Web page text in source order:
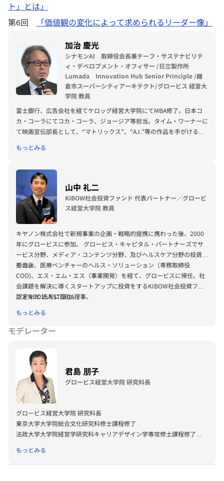
ト」とは」
第6回
「価値観の変化によって求められるリーダー像」
加治 慶光
シナモンAI 取締役会長兼チーフ・サステナビリテ
ィ・デベロプメント・オフィサー /日立製作所
Lumada Innovation Hub Senior Principle /鎌
倉市スーパーシティアーキテクト/グロービス 経営大
学院 教員
富士銀行、広告会社を経てケロッグ経営大学院にてMBA修了。日本コ
カ・コーラにてコカ・コーラ、ジョージア等担当。タイム・ワーナーに
て映画宣伝部長として、“マトリックス”、“A.I.”等の作品を手がける。
として“スパイダーマン”、テレビアニメ”鉄腕アトム”などに関わる。そ
シーマ、フーガ、ティアナ、ティーダ、スカイライン、NISSAN GT-R
等の市場戦略構築・実施を指揮後、関連会社オーテックに出向海外事業
部部長に。米、欧、亜における海外事業戦略構築・実施を担当後、
2016東京オリンピック・パラリンピック招致委員会にエグゼクティ
ブ・ディレクターとして出向、帰任しゼロエミッション事業本部主管兼
グローバルマーケティング本部主管として、Nissan LEAF世界導入に参
画。
2011年より内閣官房官邸国際広報室参事官として､震災対応､ソーシャ
ルメディア､2020招致､ダボス会議等を担当｡2014年2月よりアクセンチ
ュア株式会社 チーフ・マーケティング・イノベーター（CMI）とし
て、ブランディング、イノベーション、働き方改革、地方拡張、SDGs
統合プログラムなどを担当。2019年7月より現職。グロービス経営大学
院教員。
共著・共訳に“戦略の経済学”、“パブリック・ディプロマシー戦略”等が
もっとみる
山中 礼二
KIBOW社会投資ファンド 代表パートナー／グロービ
ス経営大学院 教員
キヤノン株式会社で新規事業の企画・戦略的提携に携わった後、2000
年にグロービスに参加。 グロービス・キャピタル・パートナーズでサ
ービス分野、メディア・コンテンツ分野、及びヘルスケア分野の投資を
担当。
その後、医療ベンチャーのヘルス・ソリューション（専務取締役
COO)、エス・エム・エス（事業開発）を経て、グロービスに帰任。社
会課題を解決に導くスタートアップに投資をするKIBOW社会投資ファ
ンドを2015年に設立。
認定NPO法人STORIA理事。
もっとみる
モデレーター
君島 朋子
グロービス経営大学院 研究科長
グロービス経営大学院 研究科長
東京大学大学院総合文化研究科修士課程修了
法政大学大学院経営学研究科キャリアデザイン学専攻修士課程修了
担当科目：クリティカル・シンキング、人材マネジメント、パワーと影
響力
もっとみる